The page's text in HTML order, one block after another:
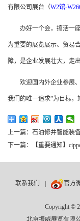
有限公司展台（W2馆-
办好一个会，搞活一
为重要的展览展示、贸易
障，是企业发展壮大，走
欢迎国内外企业参展
我们的唯一追求”为目标，
上一篇： 石油修井智能装
下一篇：
【重要通知】
联系我们 官方
Copyright ©